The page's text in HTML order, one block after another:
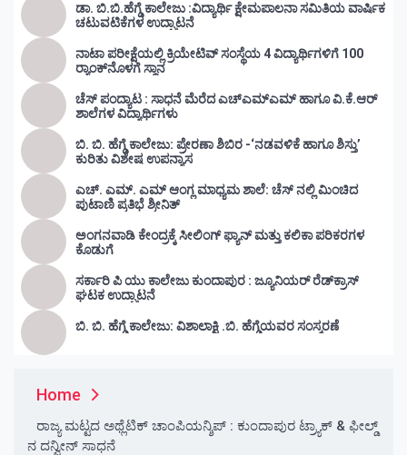
ಡಾ. ಬಿ.ಬಿ.ಹೆಗ್ಡೆ ಕಾಲೇಜು :ವಿದ್ಯಾರ್ಥಿ ಕ್ಷೇಮಪಾಲನಾ ಸಮಿತಿಯ ವಾರ್ಷಿಕ
ಚಟುವಟಿಕೆಗಳ ಉದ್ಘಾಟನೆ
ನಾಟಾ ಪರೀಕ್ಷೆಯಲ್ಲಿ ಕ್ರಿಯೇಟಿವ್ ಸಂಸ್ಥೆಯ 4 ವಿದ್ಯಾರ್ಥಿಗಳಿಗೆ 100
ರ‍್ಯಾಂಕ್‌ನೊಳಗೆ ಸ್ಥಾನ
ಚೆಸ್ ಪಂದ್ಯಾಟ : ಸಾಧನೆ ಮೆರೆದ ಎಚ್ಎಮ್ಎಮ್ ಹಾಗೂ ವಿ.ಕೆ.ಆರ್
ಶಾಲೆಗಳ ವಿದ್ಯಾರ್ಥಿಗಳು
ಬಿ. ಬಿ. ಹೆಗ್ಡೆ ಕಾಲೇಜು: ಪ್ರೇರಣಾ ಶಿಬಿರ -‘ನಡವಳಿಕೆ ಹಾಗೂ ಶಿಸ್ತು’
ಕುರಿತು ವಿಶೇಷ ಉಪನ್ಯಾಸ
ಎಚ್. ಎಮ್. ಎಮ್ ಆಂಗ್ಲ ಮಾಧ್ಯಮ ಶಾಲೆ: ಚೆಸ್ ನಲ್ಲಿ ಮಿಂಚಿದ
ಪುಟಾಣಿ ಪ್ರತಿಭೆ ಶ್ರೀನಿತ್
ಅಂಗನವಾಡಿ ಕೇಂದ್ರಕ್ಕೆ ಸೀಲಿಂಗ್ ಫ್ಯಾನ್ ಮತ್ತು ಕಲಿಕಾ ಪರಿಕರಗಳ
ಕೊಡುಗೆ
ಸರ್ಕಾರಿ ಪಿ ಯು ಕಾಲೇಜು ಕುಂದಾಪುರ : ಜ್ಯೂನಿಯರ್‌ ರೆಡ್‌ಕ್ರಾಸ್‌
ಘಟಕ ಉದ್ಘಾಟನೆ
ಬಿ. ಬಿ. ಹೆಗ್ಡೆ ಕಾಲೇಜು: ವಿಶಾಲಾಕ್ಷಿ .ಬಿ. ಹೆಗ್ಡೆಯವರ ಸಂಸ್ಮರಣೆ
Home
ರಾಜ್ಯ ಮಟ್ಟದ ಅಥ್ಲೆಟಿಕ್ ಚಾಂಪಿಯನ್ಶಿಪ್ : ಕುಂದಾಪುರ ಟ್ರ್ಯಾಕ್ & ಫೀಲ್ಡ್
ನ ದನ್ವೀನ್ ಸಾಧನೆ